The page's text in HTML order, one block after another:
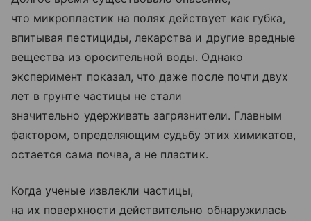
что микропластик на полях действует как губка,
впитывая пестициды, лекарства и другие вредные
вещества из оросительной воды. Однако
эксперимент показал, что даже после почти двух
лет в грунте частицы не стали
значительно удерживать загрязнители. Главным
фактором, определяющим судьбу этих химикатов,
остается сама почва, а не пластик.
Когда ученые извлекли частицы,
на их поверхности действительно обнаружилась